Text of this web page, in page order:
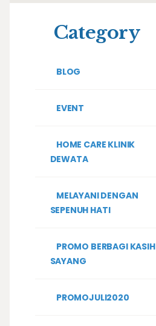
Category
BLOG
EVENT
HOME CARE KLINIK
DEWATA
MELAYANI DENGAN
SEPENUH HATI
PROMO BERBAGI KASIH
SAYANG
PROMOJULI2020